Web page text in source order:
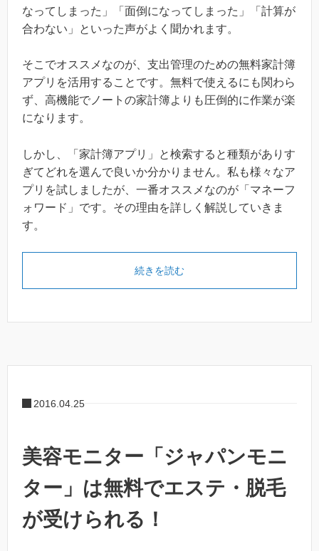
なってしまった」「面倒になってしまった」「計算が
合わない」といった声がよく聞かれます。
そこでオススメなのが、支出管理のための無料家計簿
アプリを活用することです。無料で使えるにも関わら
ず、高機能でノートの家計簿よりも圧倒的に作業が楽
になります。
しかし、「家計簿アプリ」と検索すると種類がありす
ぎてどれを選んで良いか分かりません。私も様々なア
プリを試しましたが、一番オススメなのが「マネーフ
ォワード」です。その理由を詳しく解説していきま
す。
続きを読む
2016.04.25
美容モニター「ジャパンモニ
ター」は無料でエステ・脱毛
が受けられる！